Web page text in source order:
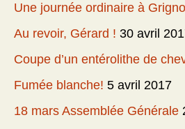
Une journée ordinaire à
Au revoir, Gérard ! 30 avril
Coupe d’un entérolithe de
Fumée blanche! 5 avril 2017
18 mars Assemblée Générale